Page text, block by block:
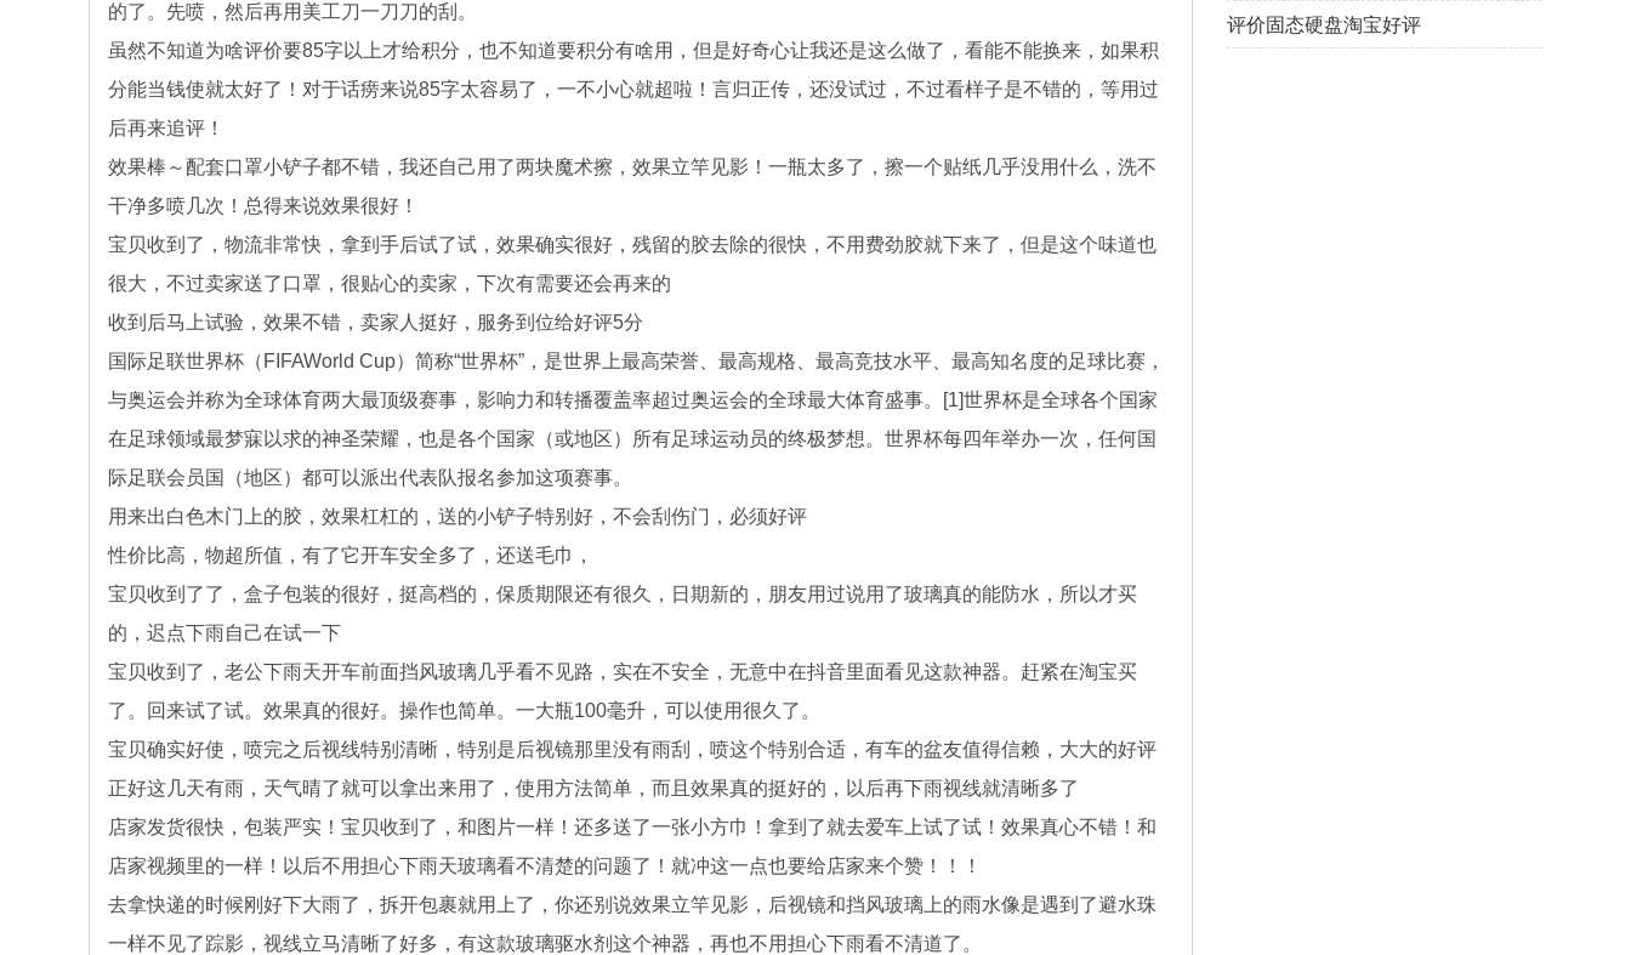
的了。先喷，然后再用美工刀一刀刀的刮。
虽然不知道为啥评价要85字以上才给积分，也不知道要积分有啥用，但是好奇心让我还是这么做了，看能不能换来，如果积
分能当钱使就太好了！对于话痨来说85字太容易了，一不小心就超啦！言归正传，还没试过，不过看样子是不错的，等用过
后再来追评！
效果棒～配套口罩小铲子都不错，我还自己用了两块魔术擦，效果立竿见影！一瓶太多了，擦一个贴纸几乎没用什么，洗不
干净多喷几次！总得来说效果很好！
宝贝收到了，物流非常快，拿到手后试了试，效果确实很好，残留的胶去除的很快，不用费劲胶就下来了，但是这个味道也
很大，不过卖家送了口罩，很贴心的卖家，下次有需要还会再来的
收到后马上试验，效果不错，卖家人挺好，服务到位给好评5分
国际足联世界杯（FIFAWorld Cup）简称“世界杯”，是世界上最高荣誉、最高规格、最高竞技水平、最高知名度的足球比赛，
与奥运会并称为全球体育两大最顶级赛事，影响力和转播覆盖率超过奥运会的全球最大体育盛事。[1]世界杯是全球各个国家
在足球领域最梦寐以求的神圣荣耀，也是各个国家（或地区）所有足球运动员的终极梦想。世界杯每四年举办一次，任何国
际足联会员国（地区）都可以派出代表队报名参加这项赛事。
用来出白色木门上的胶，效果杠杠的，送的小铲子特别好，不会刮伤门，必须好评
性价比高，物超所值，有了它开车安全多了，还送毛巾，
宝贝收到了了，盒子包装的很好，挺高档的，保质期限还有很久，日期新的，朋友用过说用了玻璃真的能防水，所以才买
的，迟点下雨自己在试一下
宝贝收到了，老公下雨天开车前面挡风玻璃几乎看不见路，实在不安全，无意中在抖音里面看见这款神器。赶紧在淘宝买
了。回来试了试。效果真的很好。操作也简单。一大瓶100毫升，可以使用很久了。
宝贝确实好使，喷完之后视线特别清晰，特别是后视镜那里没有雨刮，喷这个特别合适，有车的盆友值得信赖，大大的好评
正好这几天有雨，天气晴了就可以拿出来用了，使用方法简单，而且效果真的挺好的，以后再下雨视线就清晰多了
店家发货很快，包装严实！宝贝收到了，和图片一样！还多送了一张小方巾！拿到了就去爱车上试了试！效果真心不错！和
店家视频里的一样！以后不用担心下雨天玻璃看不清楚的问题了！就冲这一点也要给店家来个赞！！！
去拿快递的时候刚好下大雨了，拆开包裹就用上了，你还别说效果立竿见影，后视镜和挡风玻璃上的雨水像是遇到了避水珠
一样不见了踪影，视线立马清晰了好多，有这款玻璃驱水剂这个神器，再也不用担心下雨看不清道了。
评价固态硬盘淘宝好评